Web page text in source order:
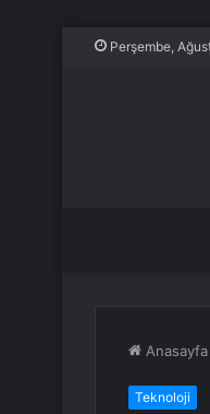
Perşembe,
Anasayfa
Teknoloji